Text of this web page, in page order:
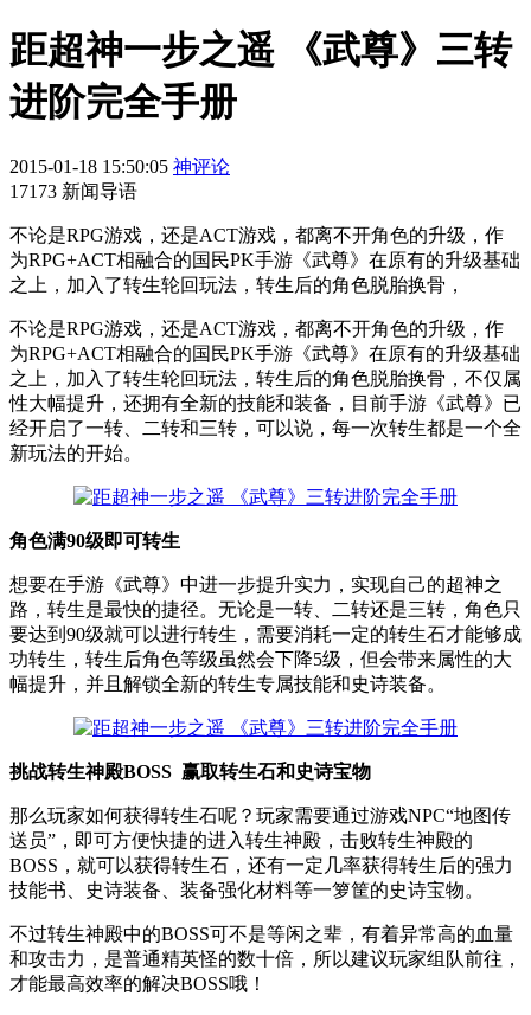
距超神一步之遥 《武尊》三转
进阶完全手册
2015-01-18 15:50:05 神评论
17173 新闻导语
不论是RPG游戏，还是ACT游戏，都离不开角色的升级，作
为RPG+ACT相融合的国民PK手游《武尊》在原有的升级基础
之上，加入了转生轮回玩法，转生后的角色脱胎换骨，
不论是RPG游戏，还是ACT游戏，都离不开角色的升级，作
为RPG+ACT相融合的国民PK手游《武尊》在原有的升级基础
之上，加入了转生轮回玩法，转生后的角色脱胎换骨，不仅属
性大幅提升，还拥有全新的技能和装备，目前手游《武尊》已
经开启了一转、二转和三转，可以说，每一次转生都是一个全
新玩法的开始。
角色满90级即可转生
想要在手游《武尊》中进一步提升实力，实现自己的超神之
路，转生是最快的捷径。无论是一转、二转还是三转，角色只
要达到90级就可以进行转生，需要消耗一定的转生石才能够成
功转生，转生后角色等级虽然会下降5级，但会带来属性的大
幅提升，并且解锁全新的转生专属技能和史诗装备。
挑战转生神殿BOSS 赢取转生石和史诗宝物
那么玩家如何获得转生石呢？玩家需要通过游戏NPC“地图传
送员”，即可方便快捷的进入转生神殿，击败转生神殿的
BOSS，就可以获得转生石，还有一定几率获得转生后的强力
技能书、史诗装备、装备强化材料等一箩筐的史诗宝物。
不过转生神殿中的BOSS可不是等闲之辈，有着异常高的血量
和攻击力，是普通精英怪的数十倍，所以建议玩家组队前往，
才能最高效率的解决BOSS哦！